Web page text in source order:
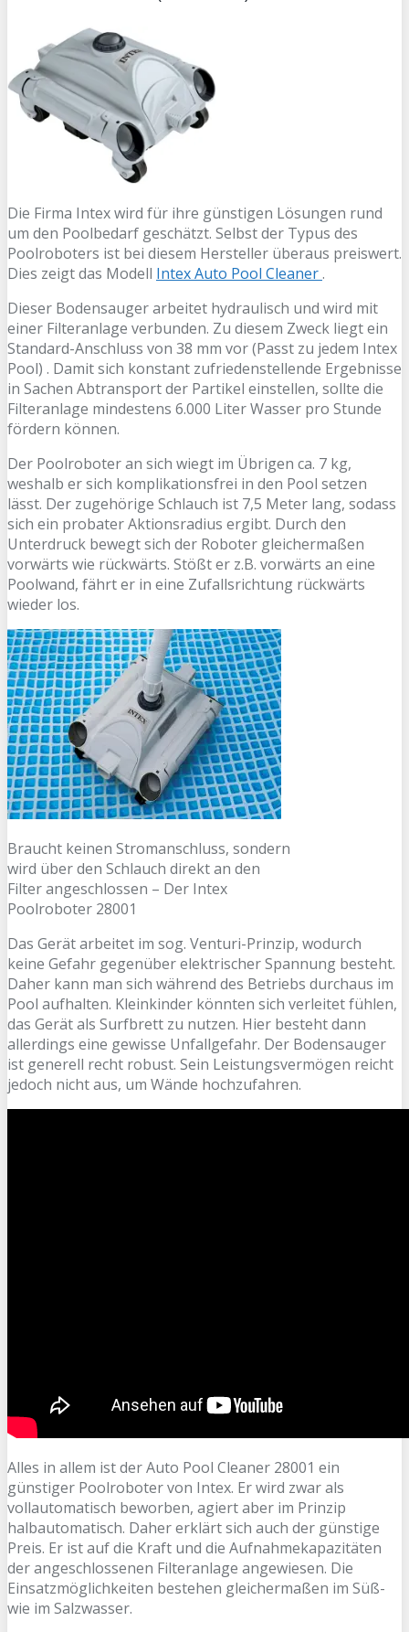
Die Firma Intex wird für ihre günstigen Lösungen rund
um den Poolbedarf geschätzt. Selbst der Typus des
Poolroboters ist bei diesem Hersteller überaus preiswert.
Dies zeigt das Modell Intex Auto Pool Cleaner.
Dieser Bodensauger arbeitet hydraulisch und wird mit
einer Filteranlage verbunden. Zu diesem Zweck liegt ein
Standard-Anschluss von 38 mm vor (Passt zu jedem Intex
Pool) . Damit sich konstant zufriedenstellende Ergebnisse
in Sachen Abtransport der Partikel einstellen, sollte die
Filteranlage mindestens 6.000 Liter Wasser pro Stunde
fördern können.
Der Poolroboter an sich wiegt im Übrigen ca. 7 kg,
weshalb er sich komplikationsfrei in den Pool setzen
lässt. Der zugehörige Schlauch ist 7,5 Meter lang, sodass
sich ein probater Aktionsradius ergibt. Durch den
Unterdruck bewegt sich der Roboter gleichermaßen
vorwärts wie rückwärts. Stößt er z.B. vorwärts an eine
Poolwand, fährt er in eine Zufallsrichtung rückwärts
wieder los.
Braucht keinen Stromanschluss, sondern
wird über den Schlauch direkt an den
Filter angeschlossen – Der Intex
Poolroboter 28001
Das Gerät arbeitet im sog. Venturi-Prinzip, wodurch
keine Gefahr gegenüber elektrischer Spannung besteht.
Daher kann man sich während des Betriebs durchaus im
Pool aufhalten. Kleinkinder könnten sich verleitet fühlen,
das Gerät als Surfbrett zu nutzen. Hier besteht dann
allerdings eine gewisse Unfallgefahr. Der Bodensauger
ist generell recht robust. Sein Leistungsvermögen reicht
jedoch nicht aus, um Wände hochzufahren.
Alles in allem ist der Auto Pool Cleaner 28001 ein
günstiger Poolroboter von Intex. Er wird zwar als
vollautomatisch beworben, agiert aber im Prinzip
halbautomatisch. Daher erklärt sich auch der günstige
Preis. Er ist auf die Kraft und die Aufnahmekapazitäten
der angeschlossenen Filteranlage angewiesen. Die
Einsatzmöglichkeiten bestehen gleichermaßen im Süß-
wie im Salzwasser.